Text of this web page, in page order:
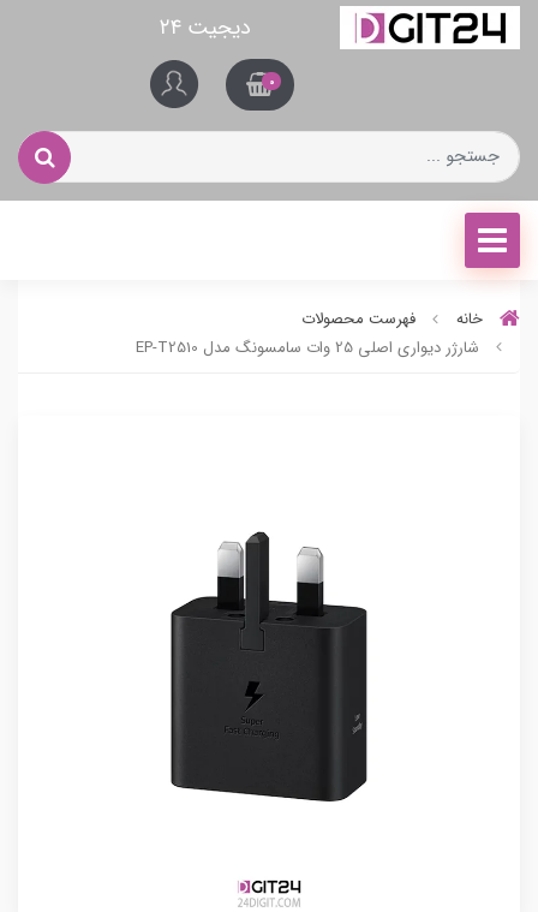
دیجیت ۲۴
0
خانه
فهرست محصولات
شارژر دیواری اصلی 25 وات سامسونگ مدل EP-T2510